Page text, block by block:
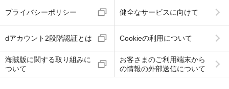
プライバシーポリシー 健全なサービスに向けて
dアカウント2段階認証とは Cookieの利用について
海賊版に関する取り組みに
ついて
お客さまのご利用端末から
の情報の外部送信について